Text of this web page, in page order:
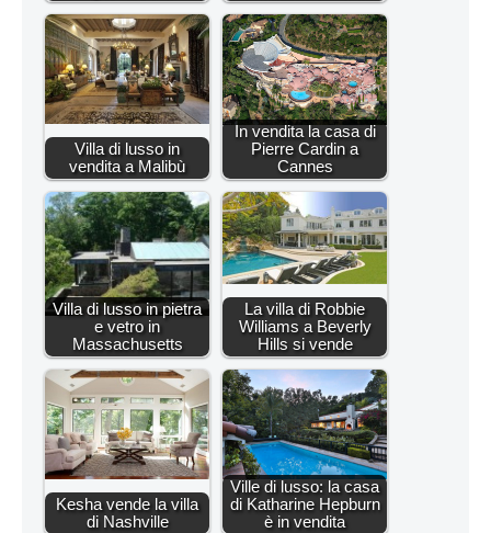
Villa di lusso in
vendita a Malibù
In vendita la casa di
Pierre Cardin a
Cannes
Villa di lusso in pietra
e vetro in
Massachusetts
La villa di Robbie
Williams a Beverly
Hills si vende
Kesha vende la villa
di Nashville
Ville di lusso: la casa
di Katharine Hepburn
è in vendita